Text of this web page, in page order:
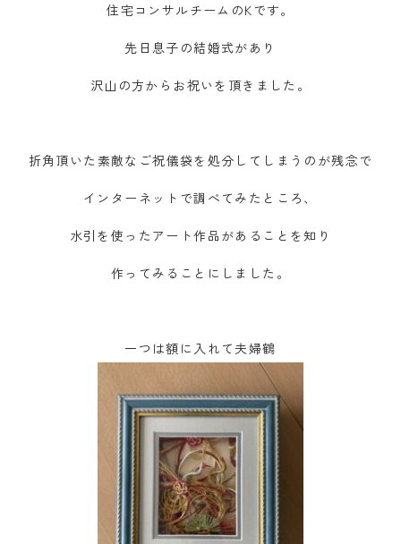
住宅コンサルチームのKです。
先日息子の結婚式があり
沢山の方からお祝いを頂きました。
折角頂いた素敵なご祝儀袋を処分してしまうのが残念で
インターネットで調べてみたところ、
水引を使ったアート作品があることを知り
作ってみることにしました。
一つは額に入れて夫婦鶴